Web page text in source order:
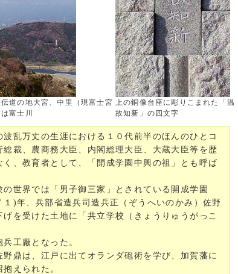
道の地大宮、中里（現富士宮
富士川
上の銅像台座に彫りこまれた「温
故知新」の四文字
乱万丈の生涯における１０代前半のほんのひとコ
裁、農商務大臣、内閣総理大臣、大蔵大臣等を歴
、教育者として、「開成学園中興の祖」とも呼ば
世界では「男子御三家」とされている開成学園
)年、兵部省造兵司造兵正（ぞうへいのかみ）佐野
を受けた土地に「共立学校（きょうりゅうがっこ
工廠となった。
鼎は、江戸に出てオランダ砲術を学び、加賀藩に
えられた。